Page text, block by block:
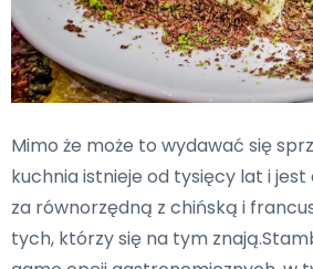
Mimo że może to wydawać się
kuchnia istnieje od tysięcy lat i
za równorzędną z chińską i
tych, którzy się na tym